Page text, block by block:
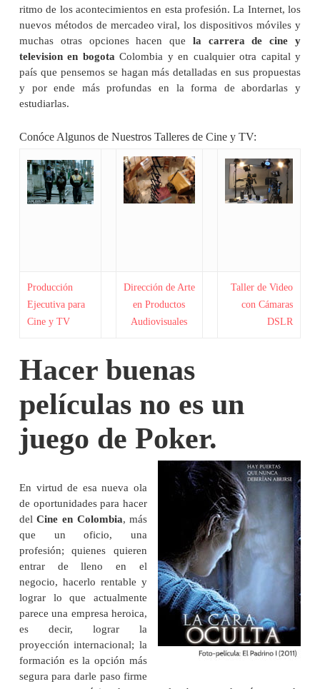
ritmo de los acontecimientos en esta profesión. La Internet, los
nuevos métodos de mercadeo viral, los dispositivos móviles y
muchas otras opciones hacen que la carrera de cine y
television en bogota Colombia y en cualquier otra capital y
país que pensemos se hagan más detalladas en sus propuestas
y por ende más profundas en la forma de abordarlas y
estudiarlas.
Conóce Algunos de Nuestros Talleres de Cine y TV:
Producción
Ejecutiva para
Cine y TV
Dirección de Arte
en Productos
Audiovisuales
Taller de Video
con Cámaras
DSLR
Hacer buenas
películas no es un
juego de Poker.
En virtud de esa nueva ola
de oportunidades para hacer
delCine en Colombia, más
que un oficio, una
profesión; quienes quieren
entrar de lleno en el
negocio, hacerlo rentable y
lograr lo que actualmente
parece una empresa heroica,
es decir, lograr la
proyección internacional; la
formación es la opción más
segura para darle paso firme